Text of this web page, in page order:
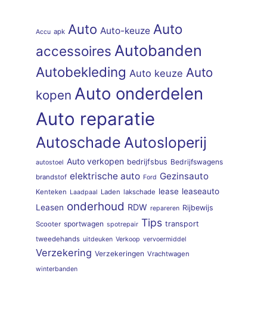
Accu apk Auto Auto-keuze Auto
accessoires Autobanden
Autobekleding Auto keuze Auto
kopen Auto onderdelen
Auto reparatie
Autoschade Autosloperij
autostoel Auto verkopen bedrijfsbus Bedrijfswagens
brandstof elektrische auto Ford Gezinsauto
Kenteken Laadpaal Laden lakschade lease leaseauto
Leasen onderhoud RDW repareren Rijbewijs
Scooter sportwagen spotrepair Tips transport
tweedehands uitdeuken Verkoop vervoermiddel
Verzekering Verzekeringen Vrachtwagen
winterbanden